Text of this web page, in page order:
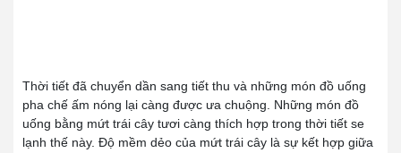
Thời tiết đã chuyển dần sang tiết thu và những món đồ uống
pha chế ấm nóng lại càng được ưa chuộng. Những món đồ
uống bằng mứt trái cây tươi càng thích hợp trong thời tiết se
lạnh thế này. Độ mềm dẻo của mứt trái cây là sự kết hợp giữa